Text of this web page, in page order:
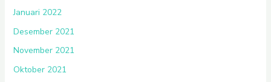
Januari 2022
Desember 2021
November 2021
Oktober 2021